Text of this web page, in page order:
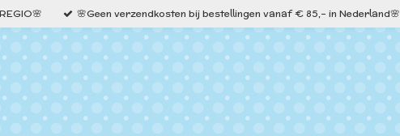
🌸Geen verzendkosten bij bestellingen vanaf € 85,- in Nederland🌸